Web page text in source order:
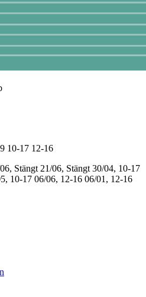
10-17 12-16
Stängt 21/06, Stängt 30/04, 10-17
10-17 06/06, 12-16 06/01, 12-16